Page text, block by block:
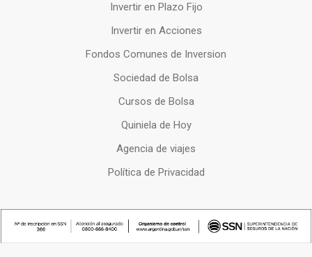
Invertir en Plazo Fijo
Invertir en Acciones
Fondos Comunes de Inversion
Sociedad de Bolsa
Cursos de Bolsa
Quiniela de Hoy
Agencia de viajes
Política de Privacidad